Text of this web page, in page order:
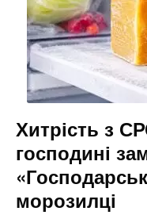
Хитрість з
господині
морозилці